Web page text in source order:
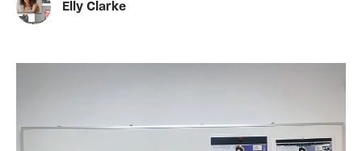
Elly Clarke